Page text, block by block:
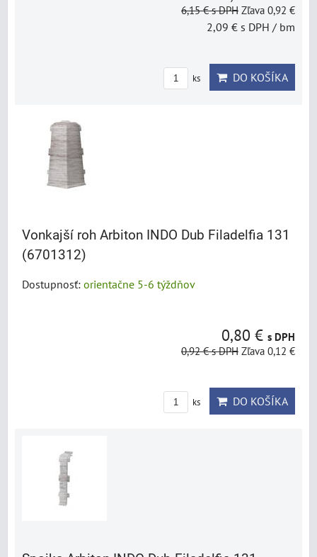
6,15 €s DPH Zľava 0,92 €
2,09 € s DPH / bm
ks DO KOŠÍKA
Vonkajší roh Arbiton INDO Dub Filadelfia 131
(6701312)
Dostupnosť: orientačne 5-6 týždňov
0,80 € s DPH
0,92 €s DPH Zľava 0,12 €
ks DO KOŠÍKA